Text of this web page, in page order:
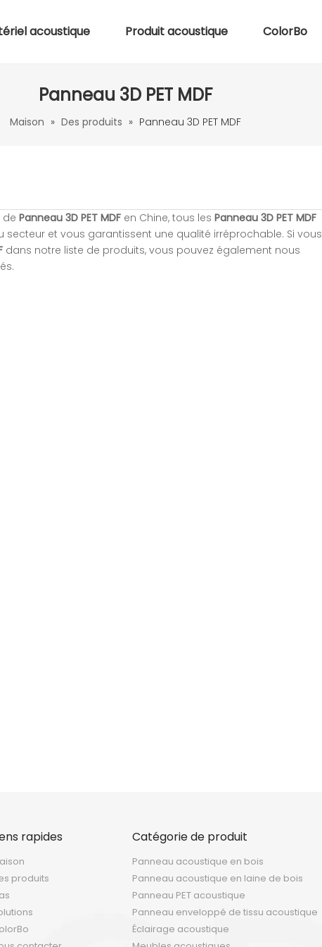
acoustique Produit acoustique ColorBo
Panneau 3D PET MDF
Maison » Des produits » Panneau 3D PET MDF
de Panneau 3D PET MDF en Chine, tous les Panneau 3D PET MDF
et vous garantissent une qualité irréprochable. Si vous
dans notre liste de produits, vous pouvez également nous
rapides
produits
Catégorie de produit
Panneau acoustique en bois
Panneau acoustique en laine de bois
Panneau PET acoustique
Panneau enveloppé de tissu acoustique
Éclairage acoustique